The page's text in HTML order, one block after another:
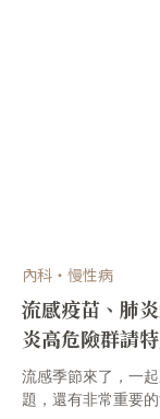
內科・慢性病
流感疫苗、肺
炎高危險群請
流感季節來了，一
題，還有非常重要的